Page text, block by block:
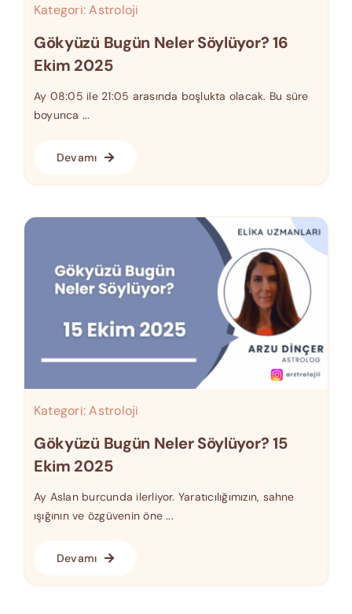
Kategori:Astroloji
Gökyüzü Bugün Neler Söylüyor? 16
Ekim 2025
Ay 08:05 ile 21:05 arasında boşlukta olacak. Bu süre
boyunca ...
Devamı
Kategori:Astroloji
Gökyüzü Bugün Neler Söylüyor? 15
Ekim 2025
Ay Aslan burcunda ilerliyor. Yaratıcılığımızın, sahne
ışığının ve özgüvenin öne ...
Devamı